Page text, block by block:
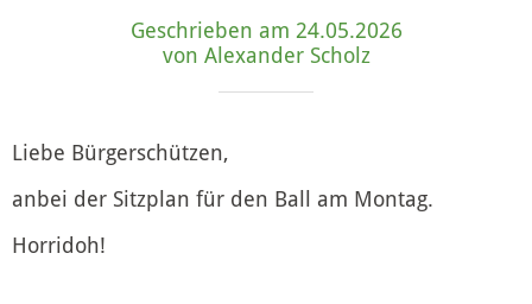
Geschrieben am 24.05.2026
von Alexander Scholz
Liebe Bürgerschützen,
anbei der Sitzplan für den Ball am Montag.
Horridoh!